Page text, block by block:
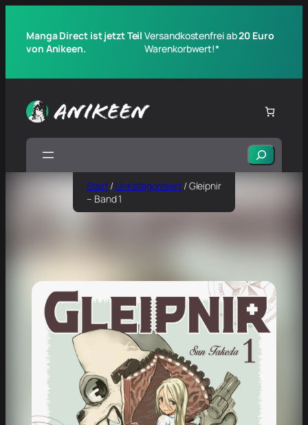
Manga Direct ist jetzt Teil
von Anikeen.
Versandkostenfrei ab20 Euro
Warenkorbwert!*
Suchen
Start/Unkategorisiert/ Gleipnir
– Band 1